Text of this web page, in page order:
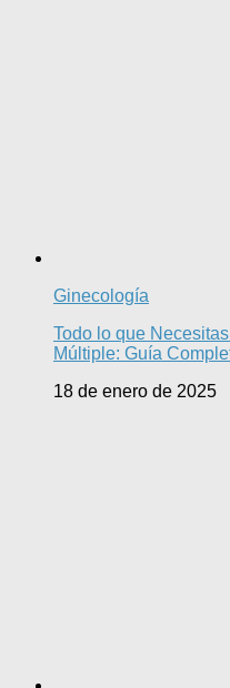
Ginecología
Todo lo que
Múltiple: Guía
18 de enero de 2025